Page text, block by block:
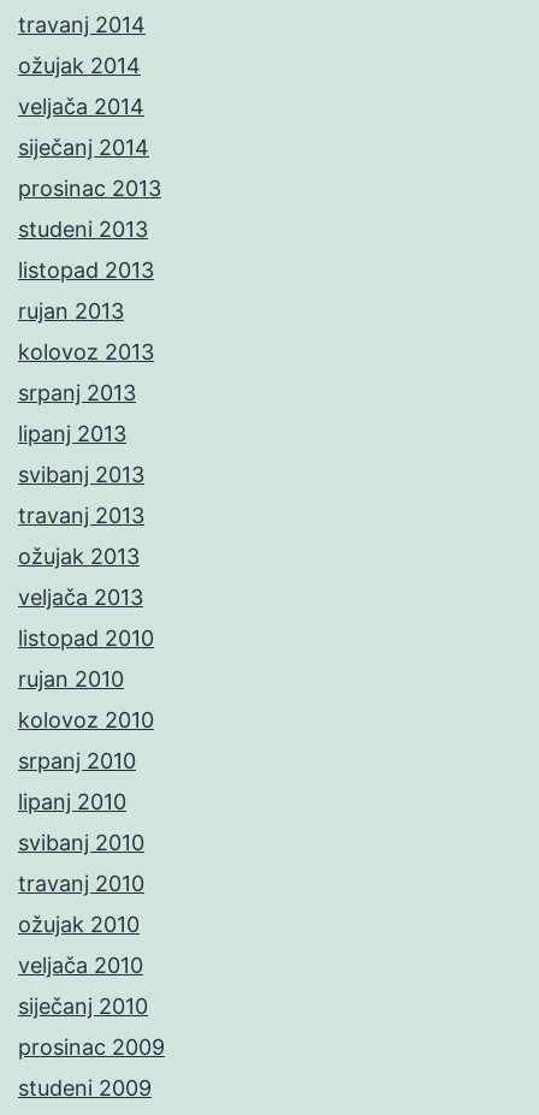
travanj 2014
ožujak 2014
veljača 2014
siječanj 2014
prosinac 2013
studeni 2013
listopad 2013
rujan 2013
kolovoz 2013
srpanj 2013
lipanj 2013
svibanj 2013
travanj 2013
ožujak 2013
veljača 2013
listopad 2010
rujan 2010
kolovoz 2010
srpanj 2010
lipanj 2010
svibanj 2010
travanj 2010
ožujak 2010
veljača 2010
siječanj 2010
prosinac 2009
studeni 2009